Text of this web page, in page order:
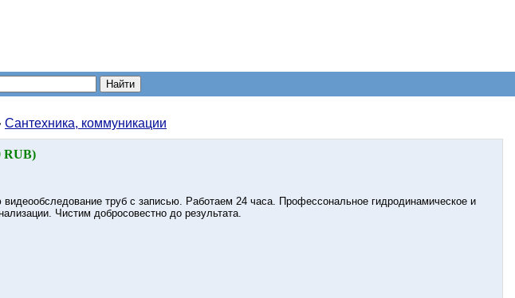
Сантехника, коммуникации
RUB)
труб с записью. Работаем 24 часа. Профессональное гидродинамическое и
Чистим добросовестно до результата.